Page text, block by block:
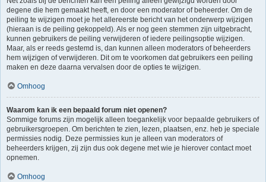
degene die hem gemaakt heeft, en door een moderator of beheerder. Om de
peiling te wijzigen moet je het allereerste bericht van het onderwerp wijzigen
(hieraan is de peiling gekoppeld). Als er nog geen stemmen zijn uitgebracht,
kunnen gebruikers de peiling verwijderen of iedere peilingsoptie wijzigen.
Maar, als er reeds gestemd is, dan kunnen alleen moderators of beheerders
hem wijzigen of verwijderen. Dit om te voorkomen dat gebruikers een peiling
maken en deze daarna vervalsen door de opties te wijzigen.
Omhoog
Waarom kan ik een bepaald forum niet openen?
Sommige forums zijn mogelijk alleen toegankelijk voor bepaalde gebruikers of
gebruikersgroepen. Om berichten te zien, lezen, plaatsen, enz. heb je speciale
permissies nodig. Deze permissies kun je alleen van moderators of
beheerders krijgen, zij zijn dus ook degene met wie je hierover contact moet
opnemen.
Omhoog